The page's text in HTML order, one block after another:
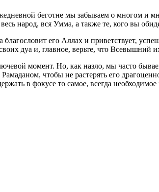
беготне мы забываем о многом и
народ, вся Умма, а также те, кого вы
его Аллах и приветствует,
дуа и, главное, верьте, что Всевышний
момент. Но, как назло, мы часто
чтобы не растерять его
в фокусе то самое, всегда